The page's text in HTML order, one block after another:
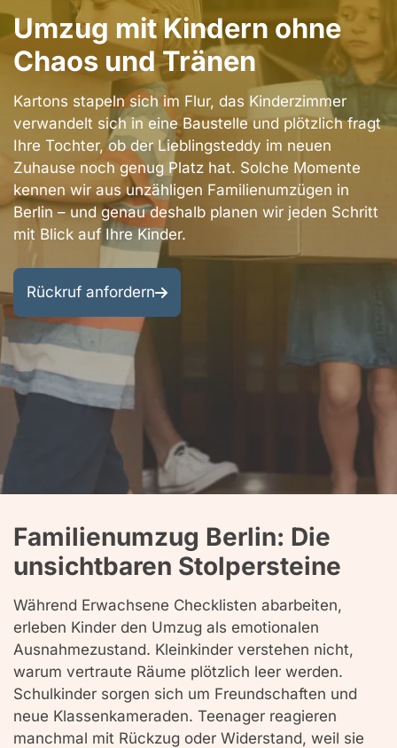
Umzug mit Kindern ohne
Chaos und Tränen
Kartons stapeln sich im Flur, das Kinderzimmer
verwandelt sich in eine Baustelle und plötzlich fragt
Ihre Tochter, ob der Lieblingsteddy im neuen
Zuhause noch genug Platz hat. Solche Momente
kennen wir aus unzähligen Familienumzügen in
Berlin – und genau deshalb planen wir jeden Schritt
mit Blick auf Ihre Kinder.
Rückruf anfordern
Familienumzug Berlin: Die
unsichtbaren Stolpersteine
Während Erwachsene Checklisten abarbeiten,
erleben Kinder den Umzug als emotionalen
Ausnahmezustand. Kleinkinder verstehen nicht,
warum vertraute Räume plötzlich leer werden.
Schulkinder sorgen sich um Freundschaften und
neue Klassenkameraden. Teenager reagieren
manchmal mit Rückzug oder Widerstand, weil sie
Kontakt
Impressum
Datenschutzerklärung
AGB
Bezirke
Berlin
Entrümpelung
&
Renovierung